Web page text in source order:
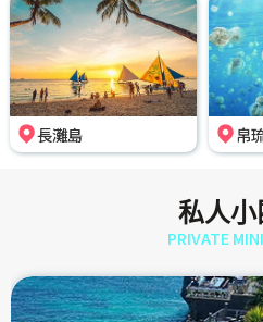
長灘島 帛
私人
PRIVATE